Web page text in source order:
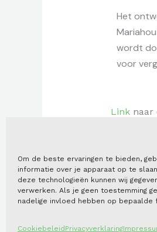
Om de beste ervaringen te bieden,
informatie over je apparaat op te
deze technologieën kunnen wij
verwerken. Als je geen toestemming
nadelige invloed hebben op bepaalde
Cookiebeleid Privacyverklaring
Het
wordt
voor
Linknaar